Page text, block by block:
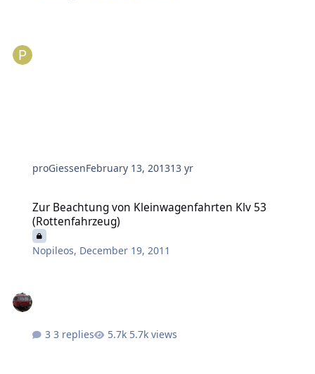
proGiessenFebruary 13, 201313 yr
Zur Beachtung von Kleinwagenfahrten Klv 53
(Rottenfahrzeug)
Nopileos, December 19, 2011
3 replies 5.7k views